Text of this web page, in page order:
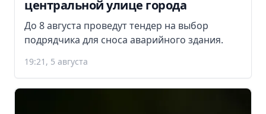
центральной улице города
До 8 августа проведут тендер на выбор
подрядчика для сноса аварийного здания.
19:21, 5 августа